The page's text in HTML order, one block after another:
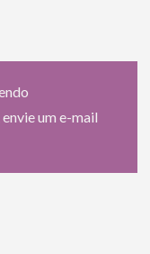
um e-mail